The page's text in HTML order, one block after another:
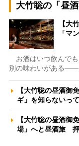
大竹聡の「昼酒
【大
「マ
お酒はいつ飲んでも
別の味わいがある――
【大竹聡の昼酒御
ギ」を知らない
【大竹聡の昼酒御
場」へと昼酒旅